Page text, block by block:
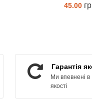
45.00
Гарантія
Ми впевнені в
якості